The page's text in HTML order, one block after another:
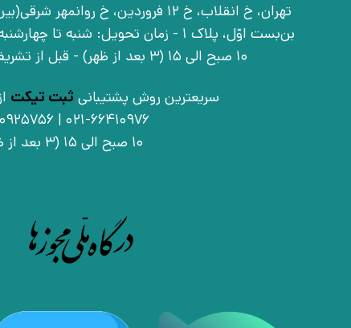
بن‌بست اوّل، پلاک 1 - زمان تحویل: شنبه
10 صبح الی 15 (3 بعد از ظهر) - قبل از تشریف آوردن تماس بگیرید
سریعترین روش پشتیبانی ثبت تیکت
10 صبح الی 15 (3 بعد از ظهر)